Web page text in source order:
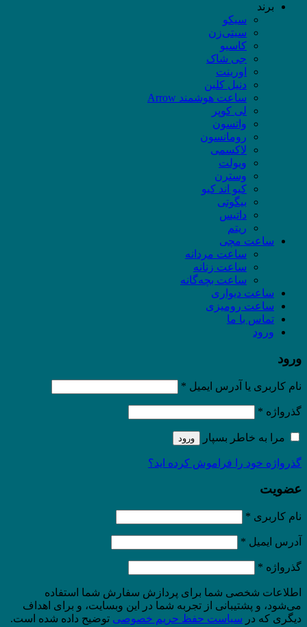
برند
سیکو
سیتی‌زن
کاسیو
جی شاک
اورینت
دنیل کلین
ساعت هوشمند Arrow
لی کوپر
واتسون
رومانسون
لاکسمی
ویولت
وسترن
کیو اند کیو
بیگوتی
داتیس
ریتم
ساعت مچی
ساعت مردانه
ساعت زنانه
ساعت بچه‌گانه
ساعت دیواری
ساعت رومیزی
تماس با ما
ورود
ورود
نام کاربری یا آدرس ایمیل *
گذرواژه *
مرا به خاطر بسپار ورود
گذرواژه خود را فراموش کرده اید؟
عضویت
نام کاربری *
آدرس ایمیل *
گذرواژه *
اطلاعات شخصی شما برای پردازش سفارش شما استفاده
می‌شود، و پشتیبانی از تجربه شما در این وبسایت، و برای اهداف
دیگری که در سیاست حفظ حریم خصوصی توضیح داده شده است.